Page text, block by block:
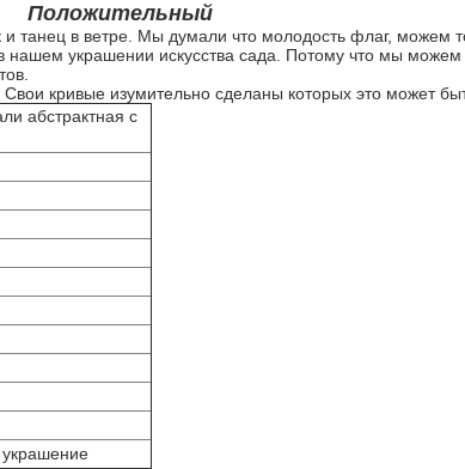
Положительный
танец в ветре. Мы думали что молодость флаг, можем
украшении искусства сада. Потому что мы можем
кривые изумительно сделаны которых это может
абстрактная с